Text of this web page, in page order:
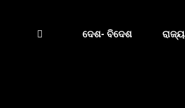
ଦେଶ- ବିଦେଶ ରାଜ୍ୟ